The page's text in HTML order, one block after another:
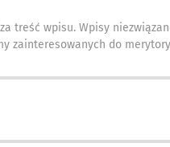
treść wpisu. Wpisy
zainteresowanych do